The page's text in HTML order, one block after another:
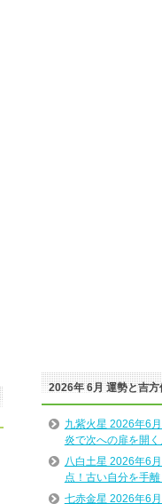
2026年 6月 運勢と吉方
九紫火星 2026年6
炎で次への扉を開く
八白土星 2026年6
点！古い自分を手
七赤金星 2026年6